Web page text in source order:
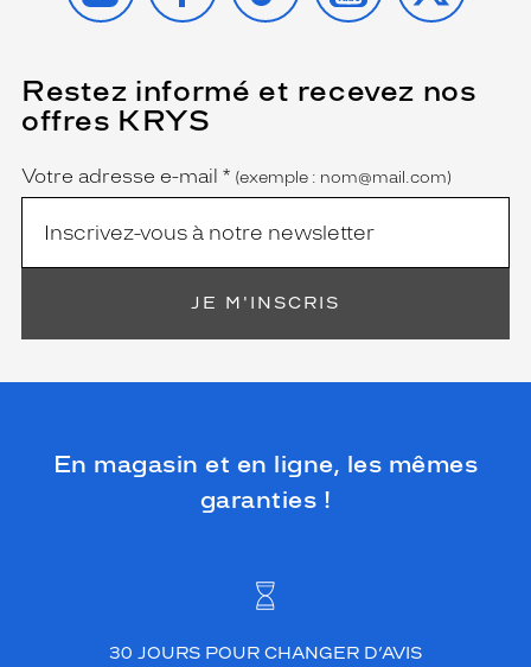
Restez informé et recevez nos
offres KRYS
Name
Votre adresse e-mail *
(Ce
champ
est
obligatoire)
(exemple : nom@mail.com)
JE M'INSCRIS
En magasin et en ligne, les mêmes
garanties !
30 JOURS POUR CHANGER D’AVIS